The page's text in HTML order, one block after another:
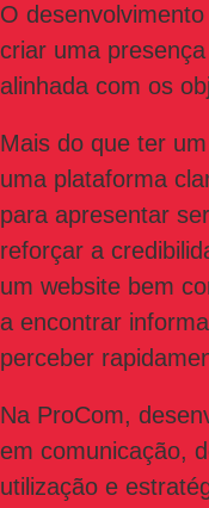
O
criar uma
alinhada com os
Mais do que ter
uma plataforma
para apresentar
reforçar a
um website bem
a encontrar
perceber
Na ProCom,
em comunicação,
utilização e